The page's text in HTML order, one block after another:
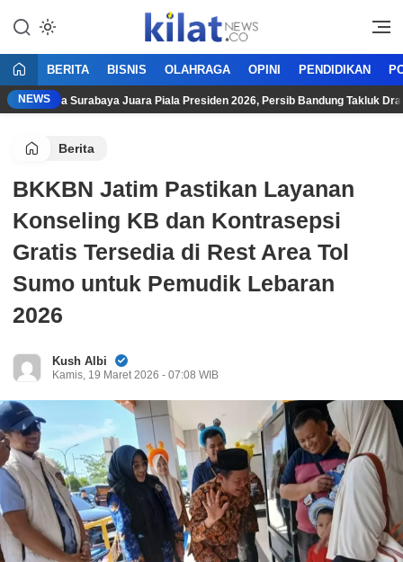
KilatNews.co
Mencerdaskan Anak Bangsa
BERITA BISNIS OLAHRAGA OPINI PENDIDIKAN
NEWSSurabaya Juara Piala Presiden 2026, Persib Bandung Takluk
Berita
BKKBN Jatim Pastikan Layanan
Konseling KB dan Kontrasepsi
Gratis Tersedia di Rest Area Tol
Sumo untuk Pemudik Lebaran
2026
Kush Albi
Kamis, 19 Maret 2026 - 07:08 WIB